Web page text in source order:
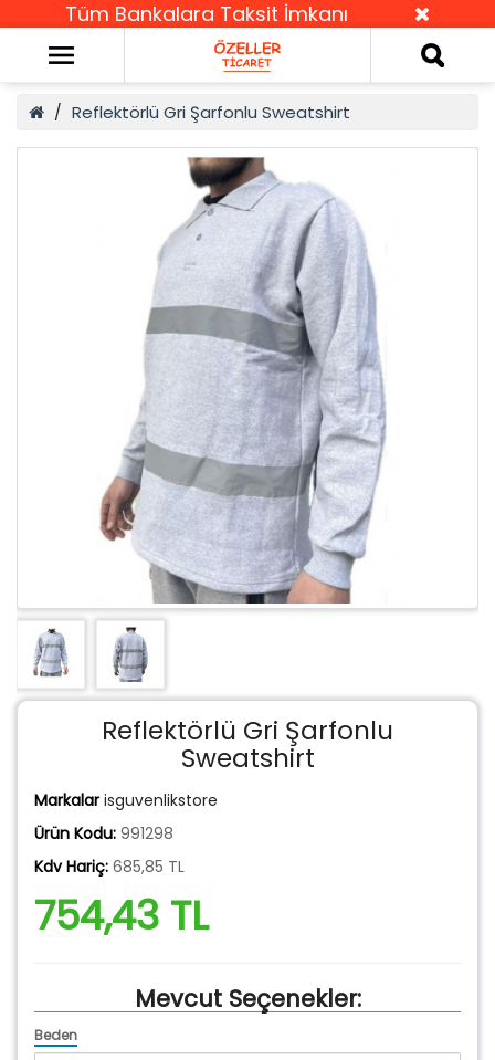
Tüm Bankalara Taksit İmkanı
Reflektörlü Gri Şarfonlu Sweatshirt
Reflektörlü Gri Şarfonlu
Sweatshirt
Markalar isguvenlikstore
Ürün Kodu: 991298
Kdv Hariç: 685,85 TL
754,43 TL
Mevcut Seçenekler:
Beden